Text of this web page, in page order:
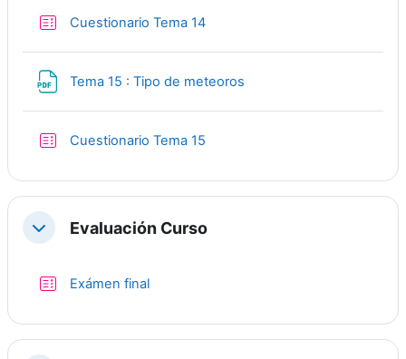
Cuestionario Tema 14Quiz
Tema 15 : Tipo de meteoros
Cuestionario Tema 15
CollapseEvaluación Curso
Exámen finalQuiz